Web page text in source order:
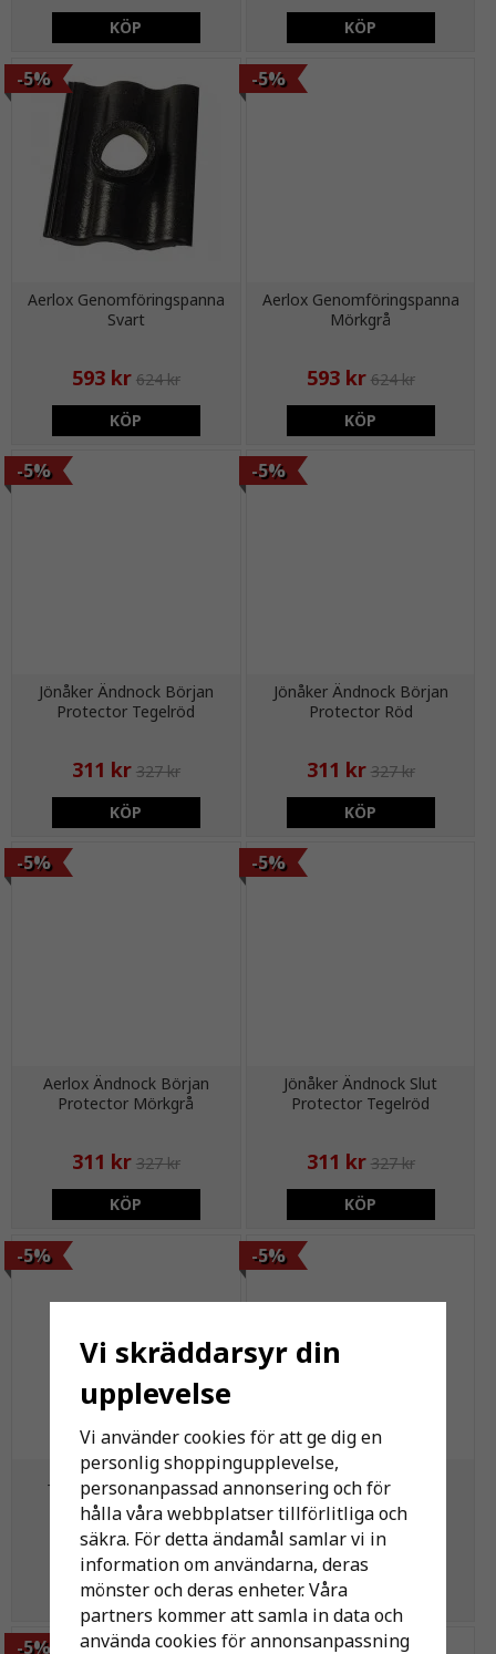
KÖP
KÖP
Aerlox Genomföringspanna
Svart
-5%
593 kr 624 kr
KÖP
Aerlox Genomföringspanna
Mörkgrå
-5%
593 kr 624 kr
KÖP
Jönåker Ändnock Början
Protector Tegelröd
-5%
311 kr 327 kr
KÖP
Jönåker Ändnock Början
Protector Röd
-5%
311 kr 327 kr
KÖP
Aerlox Ändnock Början
Protector Mörkgrå
-5%
311 kr 327 kr
KÖP
Jönåker Ändnock Slut
Protector Tegelröd
-5%
311 kr 327 kr
KÖP
Jönåker Ändnock Slut
Protector Svart
-5%
311 kr
327 kr
KÖP
Aerlox Ändnock Slut
Protector Mörkgrå
-5%
311 kr
KÖP
-5% -5%
Vi skräddarsyr din
upplevelse
Vi använder cookies för att ge dig en
personlig shoppingupplevelse,
personanpassad annonsering och för
hålla våra webbplatser tillförlitliga och
säkra. För detta ändamål samlar vi in
information om användarna, deras
mönster och deras enheter. Våra
partners kommer att samla in data och
använda cookies för annonsanpassning